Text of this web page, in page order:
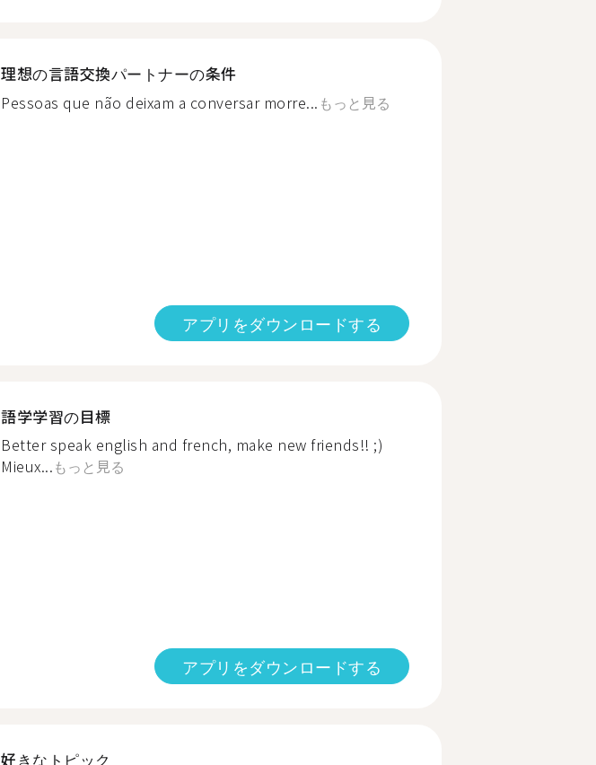
理想の言語交換パートナーの条件
Pessoas que não deixam a conversar morre... もっと見る
アプリをダウンロードする
語学学習の目標
Better speak english and french, make new friends!! ;)
Mieux...もっと見る
アプリをダウンロードする
好きなトピック